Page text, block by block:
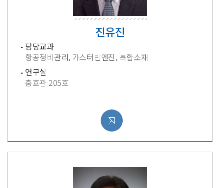
진유진
담당교과
항공정비관리, 가스터빈엔진, 복합소재
연구실
충효관 205호